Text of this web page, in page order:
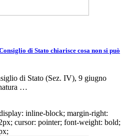
di Stato chiarisce cosa non si può
di Stato (Sez. IV), 9 giugno
…
inline-block; margin-right:
cursor: pointer; font-weight: bold;